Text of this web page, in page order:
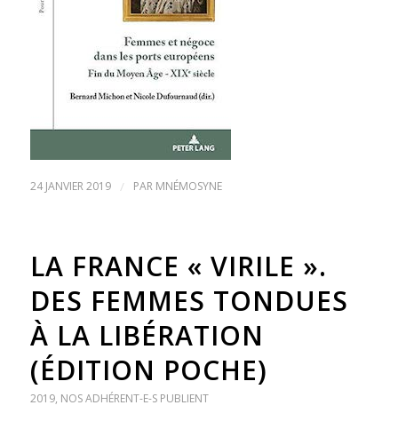
24 JANVIER 2019 / PAR MNÉMOSYNE
LA FRANCE « VIRILE ».
DES FEMMES TONDUES
À LA LIBÉRATION
(ÉDITION POCHE)
2019, NOS ADHÉRENT-E-S PUBLIENT